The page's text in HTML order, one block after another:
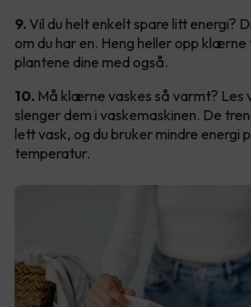
9. Vil du helt enkelt spare litt energi?
om du har en. Heng heller opp
plantene dine med også.
10. Må klærne vaskes så varmt? Les
slenger dem i vaskemaskinen. De
lett vask, og du bruker mindre energi
temperatur.